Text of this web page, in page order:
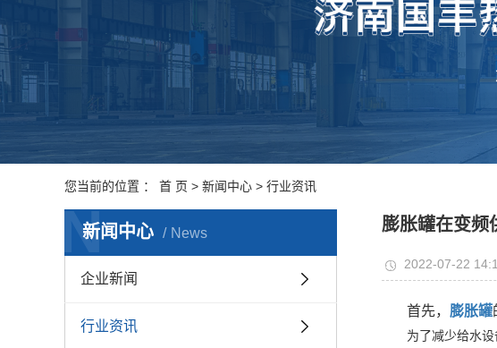
您当前的位置 ： 首 页 > 新闻中心 > 行业资讯
新闻中心 News
N
企业新闻
行业资讯
膨胀罐在变频
2022-07-22
首先， 膨胀罐
为了减少给水